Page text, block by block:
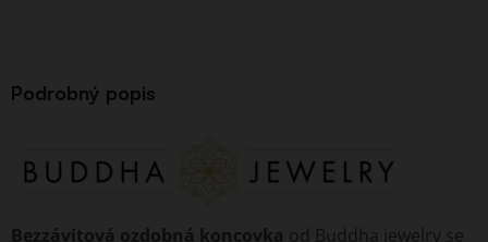
Podrobný popis
Bezzávitová ozdobná koncovka od Buddha jewelry se